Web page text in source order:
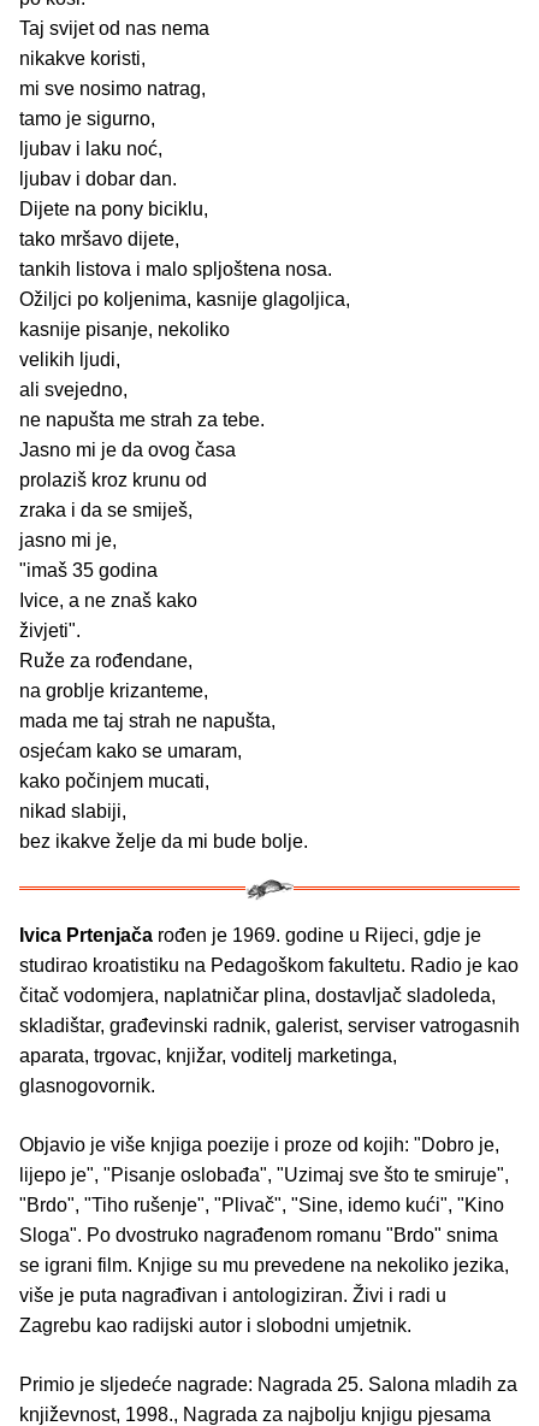
Taj svijet od nas nema
nikakve koristi,
mi sve nosimo natrag,
tamo je sigurno,
ljubav i laku noć,
ljubav i dobar dan.
Dijete na pony biciklu,
tako mršavo dijete,
tankih listova i malo spljoštena nosa.
Ožiljci po koljenima, kasnije glagoljica,
kasnije pisanje, nekoliko
velikih ljudi,
ali svejedno,
ne napušta me strah za tebe.
Jasno mi je da ovog časa
prolaziš kroz krunu od
zraka i da se smiješ,
jasno mi je,
"imaš 35 godina
Ivice, a ne znaš kako
živjeti".
Ruže za rođendane,
na groblje krizanteme,
mada me taj strah ne napušta,
osjećam kako se umaram,
kako počinjem mucati,
nikad slabiji,
bez ikakve želje da mi bude bolje.
Ivica Prtenjača rođen je 1969. godine u Rijeci, gdje je
studirao kroatistiku na Pedagoškom fakultetu. Radio je kao
čitač vodomjera, naplatničar plina, dostavljač sladoleda,
skladištar, građevinski radnik, galerist, serviser vatrogasnih
aparata, trgovac, knjižar, voditelj marketinga,
glasnogovornik.
Objavio je više knjiga poezije i proze od kojih: "Dobro je,
lijepo je", "Pisanje oslobađa", "Uzimaj sve što te smiruje",
"Brdo", "Tiho rušenje", "Plivač", "Sine, idemo kući", "Kino
Sloga". Po dvostruko nagrađenom romanu "Brdo" snima
se igrani film. Knjige su mu prevedene na nekoliko jezika,
više je puta nagrađivan i antologiziran. Živi i radi u
Zagrebu kao radijski autor i slobodni umjetnik.
Primio je sljedeće nagrade: Nagrada 25. Salona mladih za
književnost, 1998., Nagrada za najbolju knjigu pjesama